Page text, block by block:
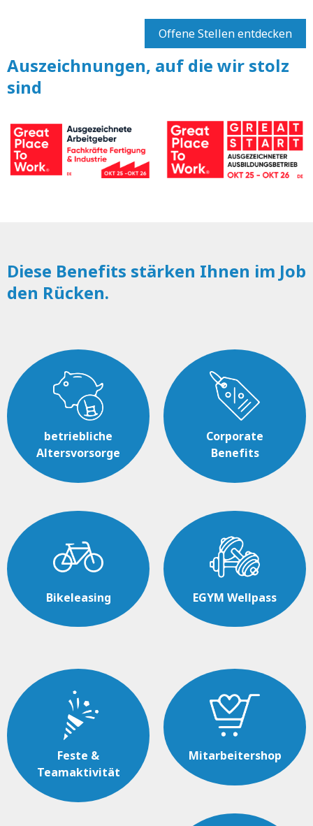
Offene Stellen entdecken
Auszeichnungen, auf die wir stolz
sind
Diese Benefits stärken Ihnen im Job
den Rücken.
betriebliche
Altersvorsorge
Bikeleasing
Corporate
Benefits
EGYM Wellpass
Feste &
Teamaktivität
Mitarbeitershop